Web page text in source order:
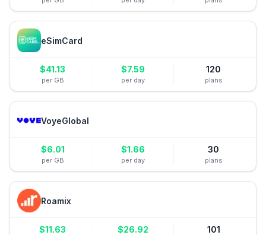
eSimCard
$41.13
per GB
$7.59
per day
120
plans
VoyeGlobal
$6.01
per GB
$1.66
per day
30
plans
Roamix
$11.63 $26.92 101